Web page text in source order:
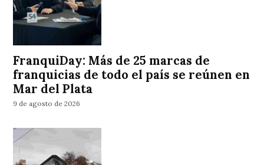
FranquiDay: Más de 25 marcas de
franquicias de todo el país se reúnen en
Mar del Plata
9 de agosto de 2026